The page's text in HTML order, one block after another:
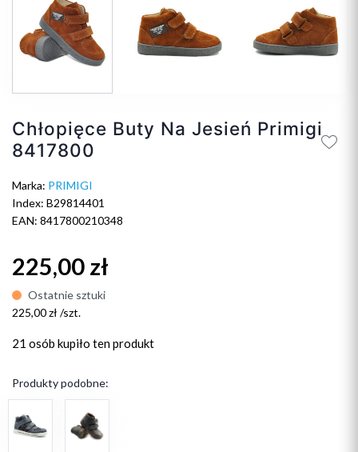
Chłopięce Buty Na Jesień Primigi
8417800
Marka: PRIMIGI
Index: B29814401
EAN: 8417800210348
225,00 zł
Ostatnie sztuki
225,00 zł /szt.
21 osób kupiło ten produkt
Produkty podobne: